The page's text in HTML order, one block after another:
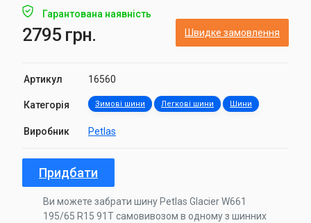
Гарантована наявність
2795 грн. Швидке замовлення
Артикул 16560
Категорія Зимові шини Легкові шини Шини
Виробник Petlas
Придбати
Ви можете забрати шину Petlas Glacier W661
195/65 R15 91T самовивозом в одному з шинних